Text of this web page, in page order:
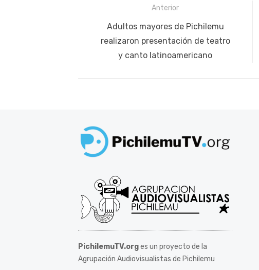
Navegación
entradas
Anterior
Publicación
anterior:
Adultos mayores de Pichilemu
realizaron presentación de teatro
y canto latinoamericano
PichilemuTV.orges un proyecto de la
Agrupación Audiovisualistas de Pichilemu